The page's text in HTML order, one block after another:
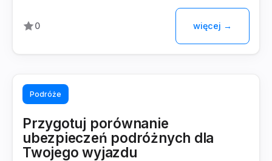
0 więcej →
Podróże
Przygotuj porównanie
ubezpieczeń podróżnych dla
Twojego wyjazdu